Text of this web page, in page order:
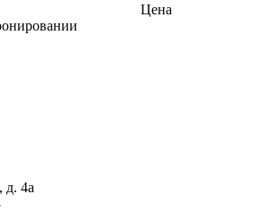
Цена
д. 4а